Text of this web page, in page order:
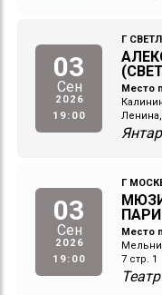
03
Сен
2026
19:00
Г
Место
Ленина,
03
Сен
2026
19:00
Г
Место
7 стр. 1